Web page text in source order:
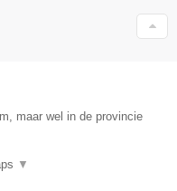
maar wel in de provincie
▼